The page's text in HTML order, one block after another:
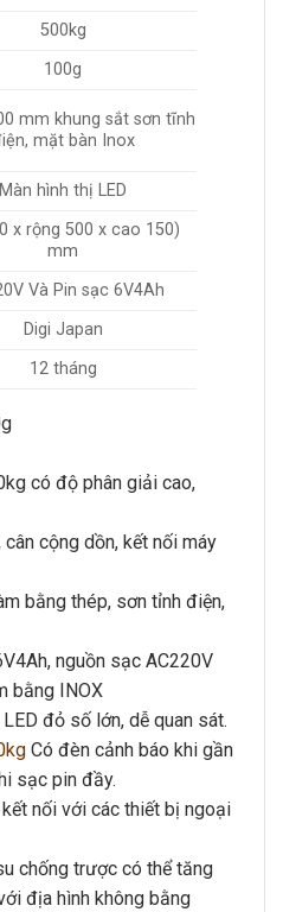
500kg
100g
mm khung sắt sơn tĩnh
mặt bàn Inox
Màn hình thị LED
x rộng 500 x cao 150)
mm
Và Pin sạc 6V4Ah
Digi Japan
12 tháng
có độ phân giải cao,
cộng dồn, kết nối máy
bằng thép, sơn tỉnh điện,
nguồn sạc AC220V
bằng INOX
đỏ số lớn, dễ quan sát.
Có đèn cảnh báo khi gần
sạc pin đầy.
nối với các thiết bị ngoại
chống trược có thể tăng
địa hình không bằng